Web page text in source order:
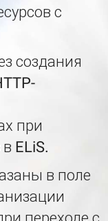
с
создания
при
ELiS.
в поле